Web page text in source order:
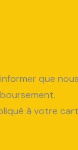
que
à votre